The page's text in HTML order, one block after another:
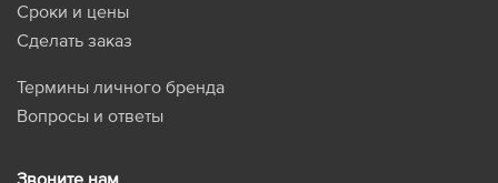
Сроки и цены
Сделать заказ
Термины личного бренда
Вопросы и ответы
Звоните нам